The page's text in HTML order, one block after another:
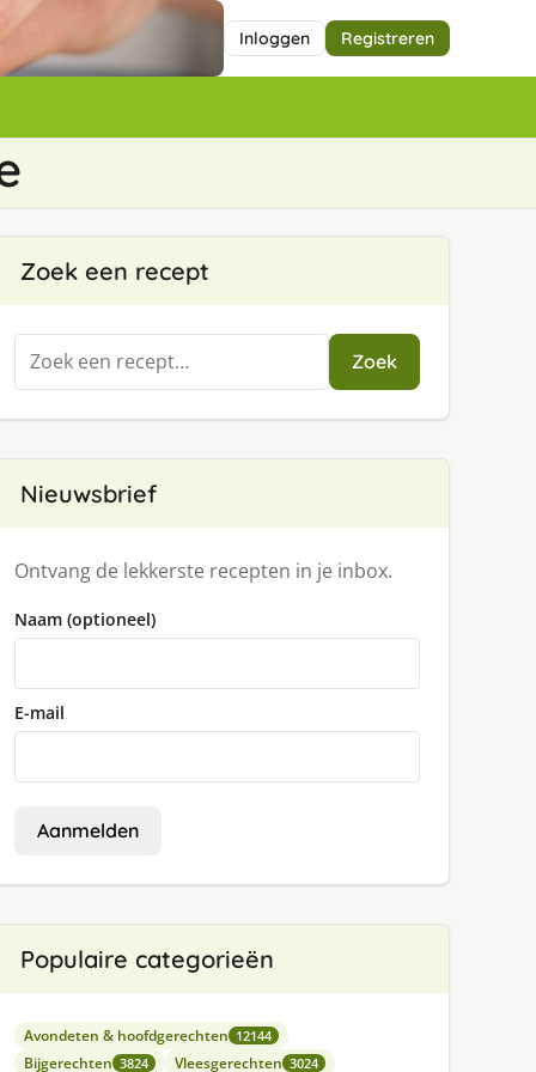
Inloggen Registreren
Zoek een recept
Zoeken
naar:
Zoek
Nieuwsbrief
Ontvang de lekkerste recepten in je inbox.
Naam (optioneel)
E-mail
Aanmelden
Populaire categorieën
Avondeten & hoofdgerechten 12144
Bijgerechten 3824 Vleesgerechten 3024